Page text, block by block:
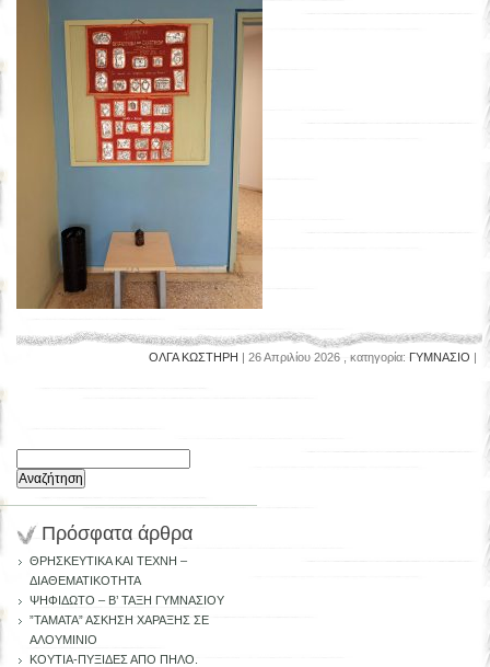
ΟΛΓΑ ΚΩΣΤΗΡΗ | 26 Απριλίου 2026 , κατηγορία: ΓΥΜΝΑΣΙΟ |
για:
Πρόσφατα άρθρα
ΘΡΗΣΚΕΥΤΙΚΑ ΚΑΙ ΤΕΧΝΗ –
ΔΙΑΘΕΜΑΤΙΚΟΤΗΤΑ
ΨΗΦΙΔΩΤΟ – Β’ ΤΑΞΗ ΓΥΜΝΑΣΙΟΥ
”ΤΑΜΑΤΑ” ΑΣΚΗΣΗ ΧΑΡΑΞΗΣ ΣΕ
ΑΛΟΥΜΙΝΙΟ
ΚΟΥΤΙΑ-ΠΥΞΙΔΕΣ ΑΠΟ ΠΗΛΟ.